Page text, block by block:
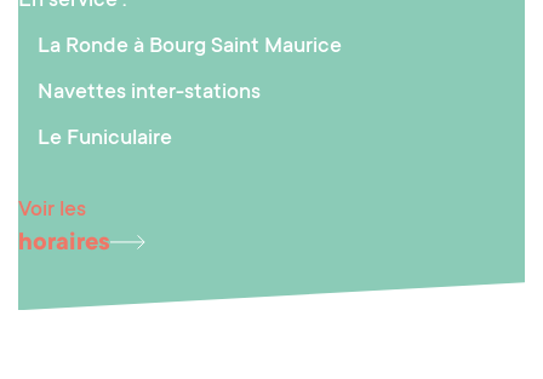
La Ronde à Bourg Saint Maurice
Navettes inter-stations
Le Funiculaire
Voir les
horaires